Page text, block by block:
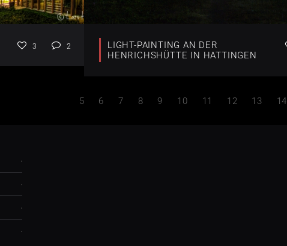
3 2
LIGHT-PAINTING AN DER
HENRICHSHÜTTE IN HATTINGEN
5 6 7 8 9 10 11 12 13 14